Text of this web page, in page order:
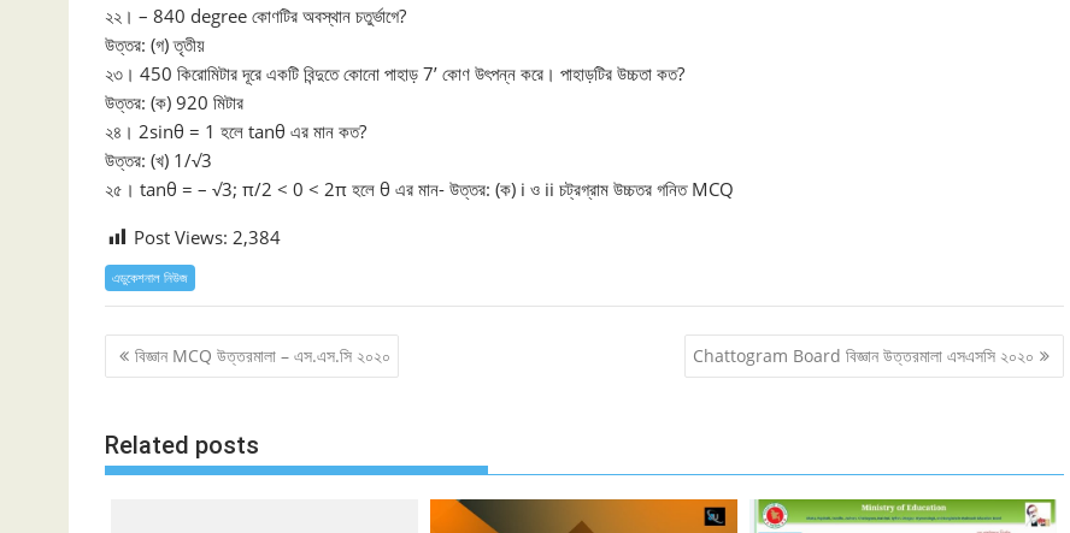
২২। – 840 degree কোণটির অবস্থান চতুর্ভাগে?
উত্তর: (গ) তৃতীয়
২৩। 450 কিরোমিটার দূরে একটি বিন্দুতে কোনো পাহাড় 7’ কোণ উৎপন্ন করে। পাহাড়টির উচ্চতা কত?
উত্তর: (ক) 920 মিটার
২৪। 2sinθ = 1 হলে tanθ এর মান কত?
উত্তর: (খ) 1/√3
২৫। tanθ = – √3; π/2 < 0 < 2π হলে θ এর মান- উত্তর: (ক) i ও ii চট্রগ্রাম উচ্চতর গনিত MCQ
Post Views: 2,384
এডুকেশনাল নিউজ
Post
navigation
বিজ্ঞান MCQ উত্তরমালা – এস.এস.সি ২০২০ Chattogram Board বিজ্ঞান উত্তরমালা এসএসসি ২০২০
Related posts